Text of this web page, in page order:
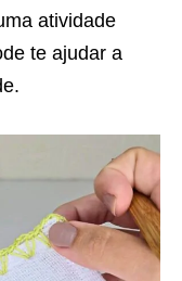
atividade
te ajudar a